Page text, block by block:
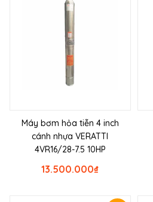
Máy bơm hỏa tiễn 4 inch
cánh nhựa VERATTI
4VR16/28-7.5 10HP
₫
13.500.000